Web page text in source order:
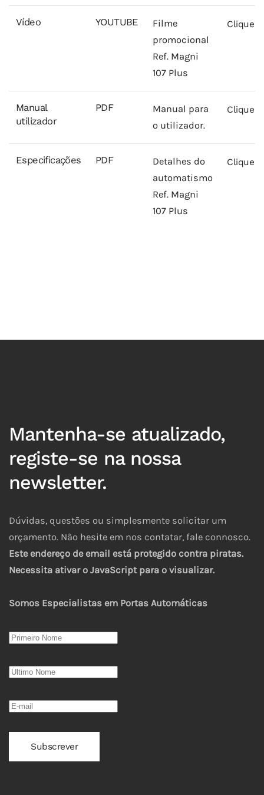
Vídeo YOUTUBE
Filme
promocional
Ref. Magni
107 Plus
Clique
Manual
utilizador
PDF
Manual para
o utilizador.
Clique
Especificações PDF
Detalhes do
automatismo
Ref. Magni
107 Plus
Clique
Mantenha-se atualizado,
registe-se na nossa
newsletter.
Dúvidas, questões ou simplesmente solicitar um
orçamento. Não hesite em nos contatar, fale connosco.
Este endereço de email está protegido contra piratas.
Necessita ativar o JavaScript para o visualizar.
Somos Especialistas em Portas Automáticas
Subscrever